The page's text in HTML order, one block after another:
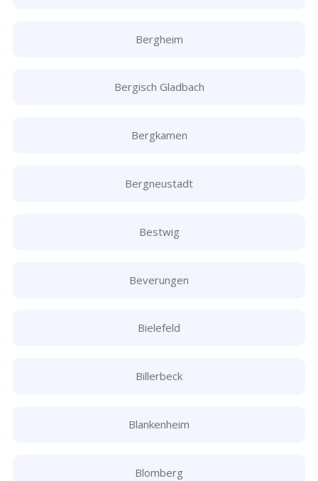
Bergheim
Bergisch Gladbach
Bergkamen
Bergneustadt
Bestwig
Beverungen
Bielefeld
Billerbeck
Blankenheim
Blomberg